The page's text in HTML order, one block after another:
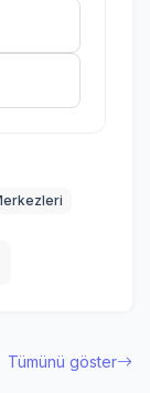
Tümünü göster